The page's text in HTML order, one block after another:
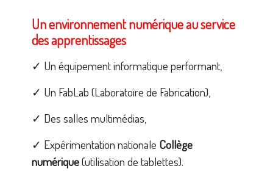
Un environnement numérique au service
des apprentissages
✓ Un équipement informatique performant,
✓ Un FabLab (Laboratoire de Fabrication),
✓ Des salles multimédias,
✓ Expérimentation nationale Collège
numérique(utilisation de tablettes).